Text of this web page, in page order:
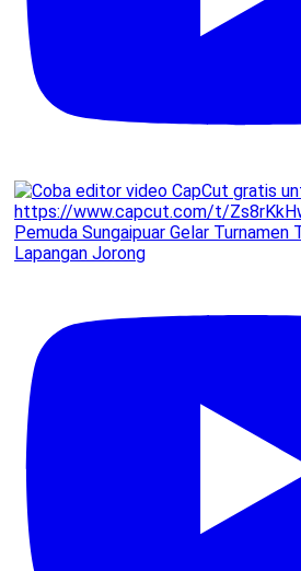
Pemuda Sungaipuar Gelar Turnamen
Lapangan Jorong